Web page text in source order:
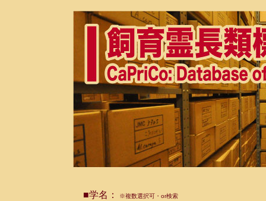
■学名： ※複数選択可・or検索